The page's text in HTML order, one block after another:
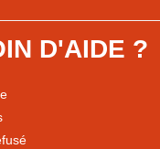
D'AIDE ?